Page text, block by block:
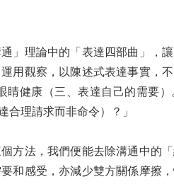
」理論中的「表達四部曲」，
用觀察，以陳述式表達事實，
健康（三、表達自己的需要
合理請求而非命令）？」
方法，我們便能去除溝通中的
和感受，亦減少雙方關係摩擦